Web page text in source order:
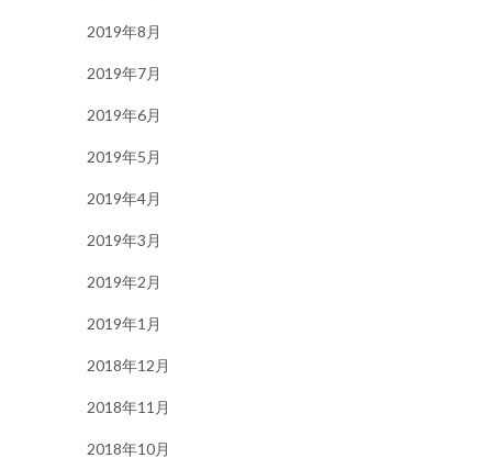
2019年8月
2019年7月
2019年6月
2019年5月
2019年4月
2019年3月
2019年2月
2019年1月
2018年12月
2018年11月
2018年10月